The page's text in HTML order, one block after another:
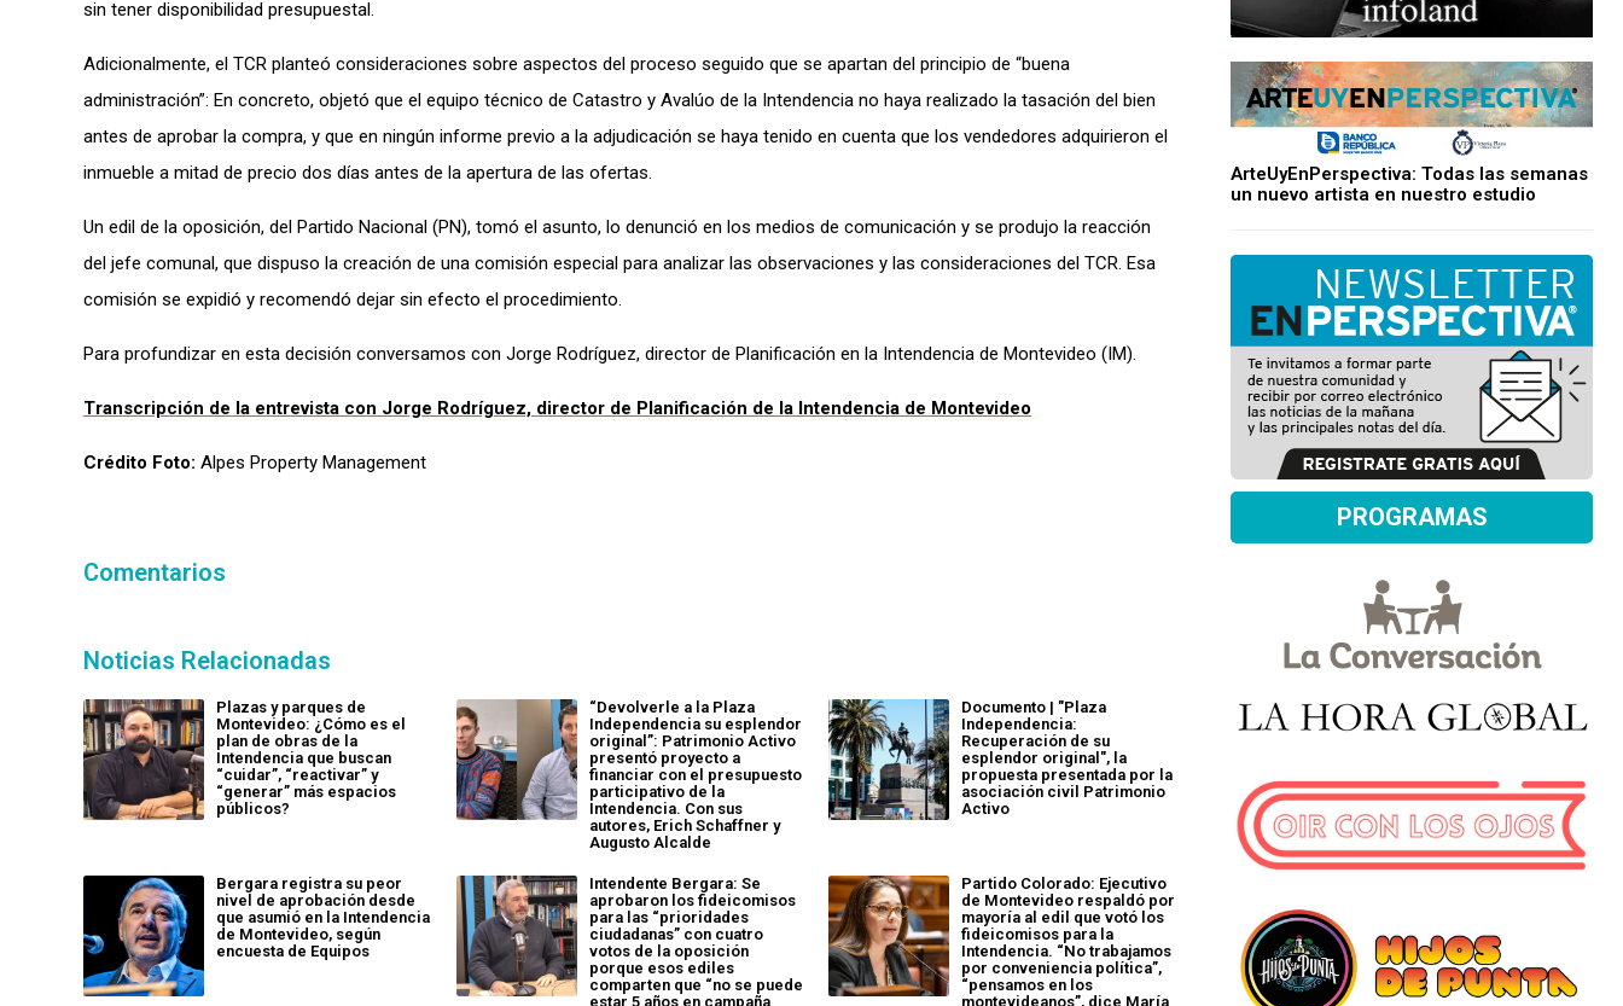
sin tener disponibilidad presupuestal.
Adicionalmente, el TCR planteó consideraciones sobre aspectos del proceso seguido que se apartan del principio de “buena
administración”: En concreto, objetó que el equipo técnico de Catastro y Avalúo de la Intendencia no haya realizado la tasación del bien
antes de aprobar la compra, y que en ningún informe previo a la adjudicación se haya tenido en cuenta que los vendedores adquirieron el
inmueble a mitad de precio dos días antes de la apertura de las ofertas.
Un edil de la oposición, del Partido Nacional (PN), tomó el asunto, lo denunció en los medios de comunicación y se produjo la reacción
del jefe comunal, que dispuso la creación de una comisión especial para analizar las observaciones y las consideraciones del TCR. Esa
comisión se expidió y recomendó dejar sin efecto el procedimiento.
Para profundizar en esta decisión conversamos con Jorge Rodríguez, director de Planificación en la Intendencia de Montevideo (IM).
Transcripción de la entrevista con Jorge Rodríguez, director de Planificación de la Intendencia de Montevideo
Crédito Foto: Alpes Property Management
Comentarios
Noticias Relacionadas
Plazas y parques de
Montevideo: ¿Cómo es el
plan de obras de la
Intendencia que buscan
“cuidar”, “reactivar” y
“generar” más espacios
públicos?
“Devolverle a la Plaza
Independencia su esplendor
original”: Patrimonio Activo
presentó proyecto a
financiar con el presupuesto
participativo de la
Intendencia. Con sus
autores, Erich Schaffner y
Augusto Alcalde
Documento | "Plaza
Independencia:
Recuperación de su
esplendor original", la
propuesta presentada por la
asociación civil Patrimonio
Activo
Bergara registra su peor
nivel de aprobación desde
que asumió en la Intendencia
de Montevideo, según
encuesta de Equipos
Intendente Bergara: Se
aprobaron los fideicomisos
para las “prioridades
ciudadanas” con cuatro
votos de la oposición
porque esos ediles
comparten que “no se puede
estar 5 años en campaña
Partido Colorado: Ejecutivo
de Montevideo respaldó por
mayoría al edil que votó los
fideicomisos para la
Intendencia. “No trabajamos
por conveniencia política”,
“pensamos en los
montevideanos”, dice María
ArteUyEnPerspectiva: Todas las semanas
un nuevo artista en nuestro estudio
PROGRAMAS